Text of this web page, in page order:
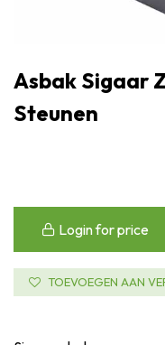
Asbak Sigaar
Steunen
Login for price
TOEVOEGEN AAN